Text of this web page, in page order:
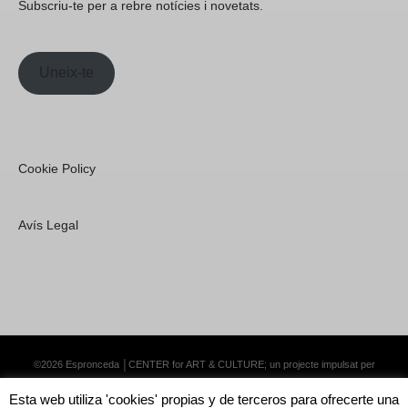
Subscriu-te per a rebre notícies i novetats.
Uneix-te
Cookie Policy
Avís Legal
©2026 Espronceda │CENTER for ART & CULTURE; un projecte impulsat per
Esta web utiliza 'cookies' propias y de terceros para ofrecerte una